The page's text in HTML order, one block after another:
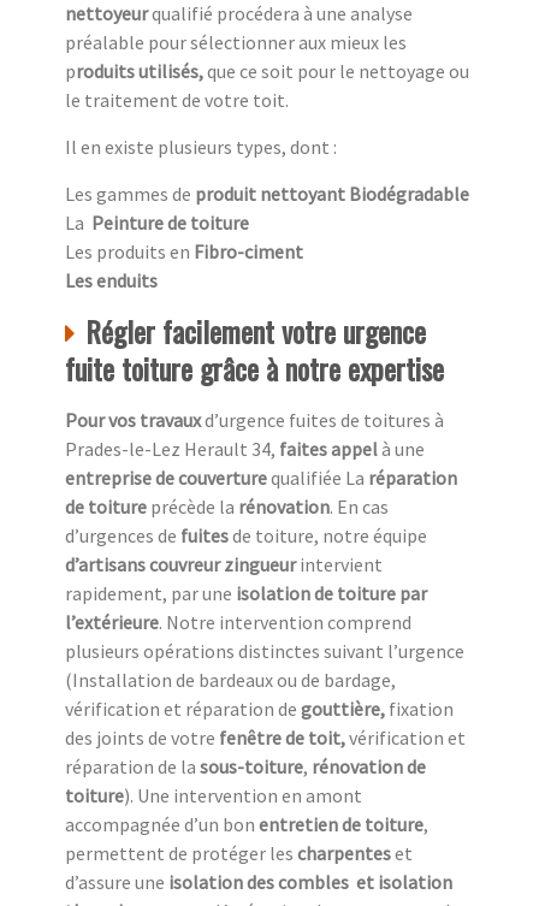
nettoyeurqualifié procédera à une analyse
préalable pour sélectionner aux mieux les
produits utilisés,que ce soit pour le nettoyage ou
le traitement de votre toit.
Il en existe plusieurs types, dont :
Les gammes de produit nettoyant Biodégradable
La Peinture de toiture
Les produits en Fibro-ciment
Les enduits
Régler facilement votre urgence
fuite toiture grâce à notre expertise
Pour vos travauxd’urgence fuites de toitures à
Prades-le-Lez Herault 34, faites appelà une
entreprise de couverturequalifiée La réparation
de toiture précède la rénovation. En cas
d’urgences de fuitesde toiture, notre équipe
d’artisans couvreur zingueurintervient
rapidement, par une isolation de toiture par
l’extérieure. Notre intervention comprend
plusieurs opérations distinctes suivant l’urgence
(Installation de bardeaux ou de bardage,
vérification et réparation de gouttière, fixation
des joints de votre fenêtre de toit,vérification et
réparation de la sous-toiture, rénovation de
toiture). Une intervention en amont
accompagnée d’un bon entretien de toiture,
permettent de protéger les charpenteset
d’assure une isolation des combles et isolation